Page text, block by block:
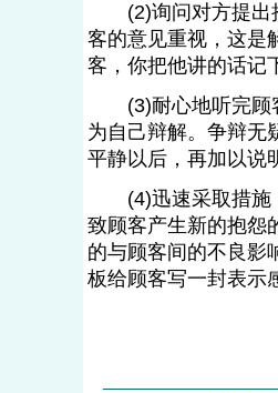
(2)询问对方提出抱
客的意见重视，这是
客，你把他讲的话
(3)耐心地听完顾客
为自己辩解。争辩无
平静以后，再加
(4)迅速采取措施，
致顾客产生新的抱怨
的与顾客间的不良影
板给顾客写一封表示